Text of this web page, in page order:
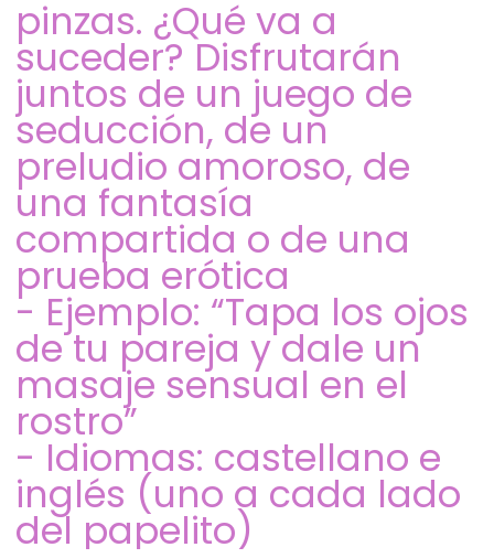
pinzas. ¿Qué va a
suceder? Disfrutarán
juntos de un juego de
seducción, de un
preludio amoroso, de
una fantasía
compartida o de una
prueba erótica
- Ejemplo: “Tapa los ojos
de tu pareja y dale un
masaje sensual en el
rostro”
- Idiomas: castellano e
inglés (uno a cada lado
del papelito)